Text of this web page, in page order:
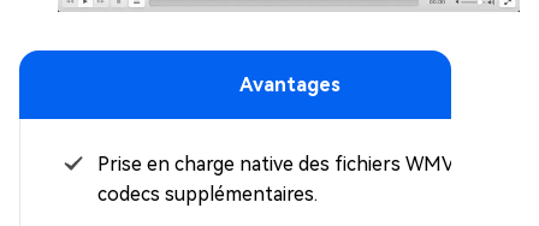
Avantages
Prise en charge native des fichiers WMV sans
codecs supplémentaires.